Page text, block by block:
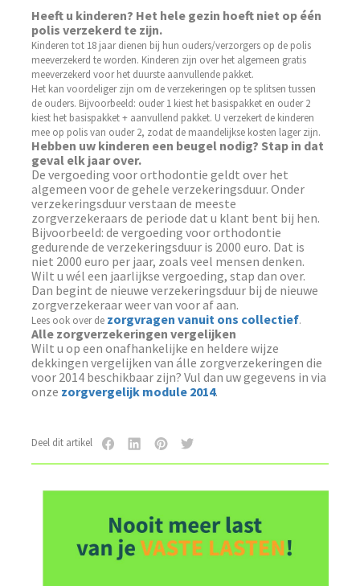
Heeft u kinderen? Het hele gezin hoeft niet op één
polis verzekerd te zijn.
Kinderen tot 18 jaar dienen bij hun ouders/verzorgers op de polis
meeverzekerd te worden. Kinderen zijn over het algemeen gratis
meeverzekerd voor het duurste aanvullende pakket.
Het kan voordeliger zijn om de verzekeringen op te splitsen tussen
de ouders. Bijvoorbeeld: ouder 1 kiest het basispakket en ouder 2
kiest het basispakket + aanvullend pakket. U verzekert de kinderen
mee op polis van ouder 2, zodat de maandelijkse kosten lager zijn.
Hebben uw kinderen een beugel nodig? Stap in dat
geval elk jaar over.
De vergoeding voor orthodontie geldt over het
algemeen voor de gehele verzekeringsduur. Onder
verzekeringsduur verstaan de meeste
zorgverzekeraars de periode dat u klant bent bij hen.
Bijvoorbeeld: de vergoeding voor orthodontie
gedurende de verzekeringsduur is 2000 euro. Dat is
niet 2000 euro per jaar, zoals veel mensen denken.
Wilt u wél een jaarlijkse vergoeding, stap dan over.
Dan begint de nieuwe verzekeringsduur bij de nieuwe
zorgverzekeraar weer van voor af aan.
Lees ook over de zorgvragen vanuit ons collectief.
Alle zorgverzekeringen vergelijken
Wilt u op een onafhankelijke en heldere wijze
dekkingen vergelijken van álle zorgverzekeringen die
voor 2014 beschikbaar zijn? Vul dan uw gegevens in via
onze zorgvergelijk module 2014.
Deel dit artikel